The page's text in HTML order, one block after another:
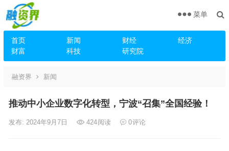
首页 新闻 财经
经济
财富
科技 研究院
菜单
融资界 新闻
推动中小企业数字化转型，宁波“召集”全国经验！
发布: 2024年9月7日 424阅读 0评论